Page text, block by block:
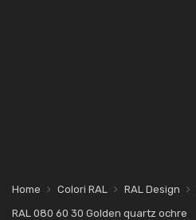
Home Colori RAL RAL Design
RAL 080 60 30 Golden quartz ochre